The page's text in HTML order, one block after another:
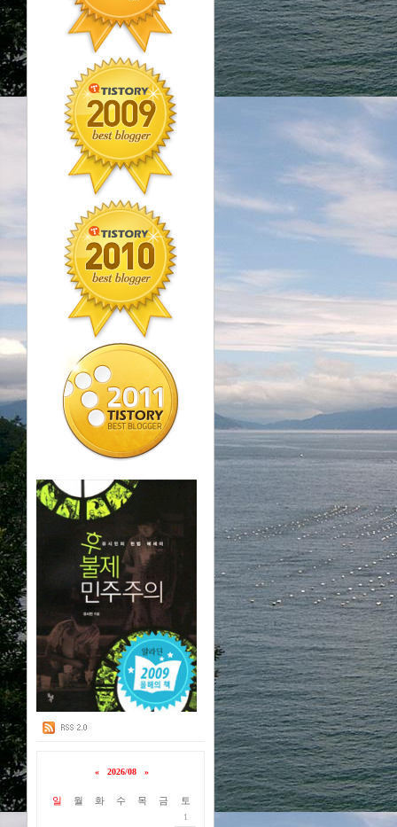
« 2026/08 »
일 월 화 수 목 금 토
1